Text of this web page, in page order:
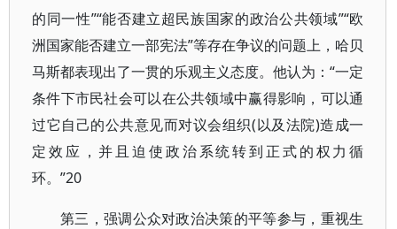
的同一性”“能否建立超民族国家的政治公共领域”“欧
洲国家能否建立一部宪法”等存在争议的问题上，哈贝
马斯都表现出了一贯的乐观主义态度。他认为：“一定
条件下市民社会可以在公共领域中赢得影响，可以通
过它自己的公共意见而对议会组织(以及法院)造成一
定效应，并且迫使政治系统转到正式的权力循
环。”20
第三，强调公众对政治决策的平等参与，重视生